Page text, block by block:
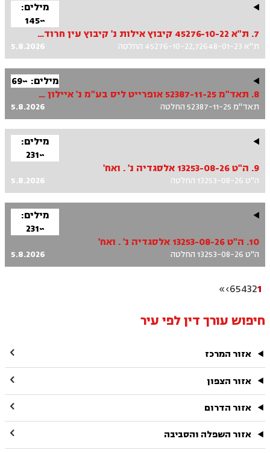
מילים:
~145
7. ת"א 45276-10-22 קיבוץ אילות נ' קיבוץ עין חרוד איחוד ואח', ת"א 72648-01-23 קיבוץ עין חרוד איחוד נ' קיבוץ אילות
ת"א 45276-10-22,72648-01-23 החלטה 5.8.2026
מילים: ~69
8. תאד"מ 52387-11-25 אופרייט ליס בע"מ נ' איילון חברה לביטוח בע"מ
תאד"מ 52387-11-25 החלטה 5.8.2026
מילים:
~231
9. ה"ט 13253-08-26 אלסגדיה נ' . ואח'
ה"ט 13253-08-26 החלטה 5.8.2026
מילים:
~231
10. ה"ט 13253-08-26 אלסגדיה נ' . ואח'
ה"ט 13253-08-26 החלטה 5.8.2026
1
2
3
4
5
6
›
»
חיפוש עורך דין לפי עיר
אזור המרכז 
אזור הצפון 
אזור הדרום 
אזור השפלה והסביבה 